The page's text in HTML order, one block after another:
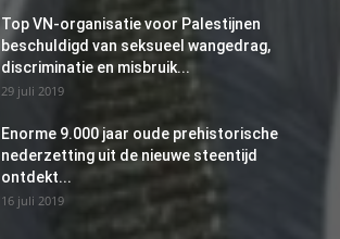
Top VN-organisatie voor Palestijnen
beschuldigd van seksueel wangedrag,
discriminatie en misbruik...
29 juli 2019
Enorme 9.000 jaar oude prehistorische
nederzetting uit de nieuwe steentijd
ontdekt...
16 juli 2019